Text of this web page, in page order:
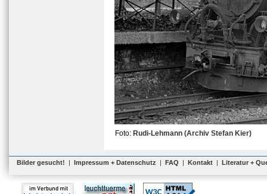
Foto: Rudi-Lehmann (Archiv Stefan Kier)
Bilder gesucht! | Impressum + Datenschutz | FAQ | Kontakt | Literatur +